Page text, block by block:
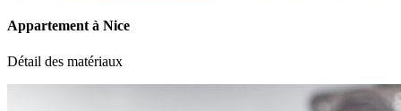
Appartement à Nice
Détail des matériaux